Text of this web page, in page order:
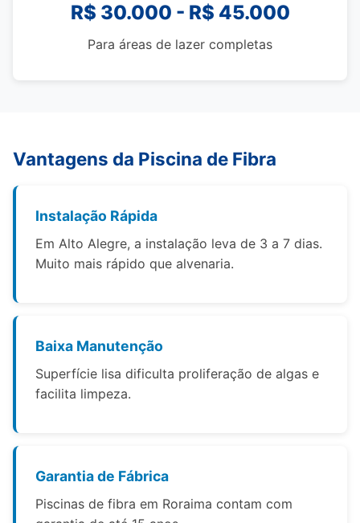
R$ 30.000 - R$ 45.000
Para áreas de lazer completas
Vantagens da Piscina de Fibra
Instalação Rápida
Em Alto Alegre, a instalação leva de 3 a 7 dias.
Muito mais rápido que alvenaria.
Baixa Manutenção
Superfície lisa dificulta proliferação de algas e
facilita limpeza.
Garantia de Fábrica
Piscinas de fibra em Roraima contam com